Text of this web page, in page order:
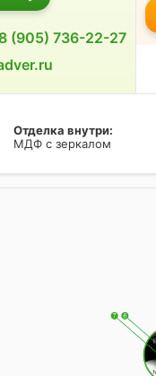
8 (905) 736-22-27
Отделка внутри:
МДФ с зеркалом